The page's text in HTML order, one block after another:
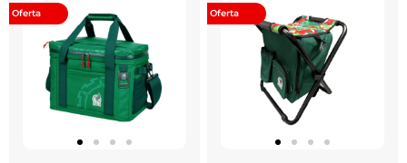
Oferta Oferta